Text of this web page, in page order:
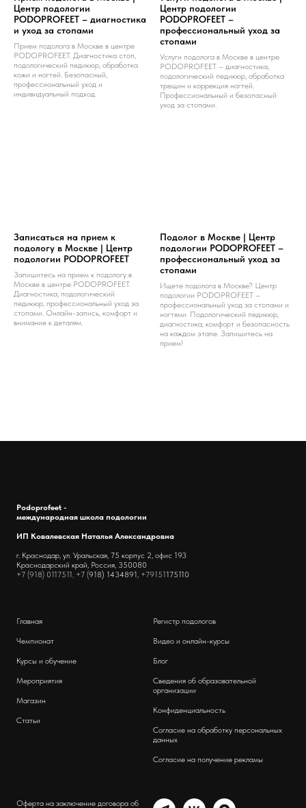
Центр подологии
PODOPROFEET – диагностика
и уход за стопами
Прием подолога в Москве в центре
PODOPROFEET. Диагностика стоп,
подологический педикюр, обработка
кожи и ногтей. Безопасный,
профессиональный уход и
индивидуальный подход.
Центр подологии
PODOPROFEET –
профессиональный уход за
стопами
Услуги подолога в Москве в центре
PODOPROFEET – диагностика,
подологический педикюр, обработка
трещин и коррекция ногтей.
Профессиональный и безопасный
уход за стопами.
Записаться на прием к
подологу в Москве | Центр
подологии PODOPROFEET
Запишитесь на прием к подологу в
Москве в центре PODOPROFEET.
Диагностика, подологический
педикюр, профессиональный уход за
стопами. Онлайн-запись, комфорт и
внимание к деталям.
Подолог в Москве | Центр
подологии PODOPROFEET –
профессиональный уход за
стопами
Ищете подолога в Москве? Центр
подологии PODOPROFEET –
профессиональный уход за стопами и
ногтями. Подологический педикюр,
диагностика, комфорт и безопасность
на каждом этапе. Запишитесь на
прием!
Podoprofeet -
международная школа подологии
ИП Ковалевская Наталья Александровна
г. Краснодар, ул. Уральская, 75 корпус 2, офис 193
Краснодарский край, Россия, 350080
+7 (918) 0117511, +7 (918) 1434891, +79151175110
Главная
Чемпионат
Курсы и обучение
Мероприятия
Магазин
Статьи
Регистр подологов
Видео и онлайн-курсы
Блог
Сведения об образовательной
организации
Конфиденциальность
Согласие на обработку персональных
данных
Согласие на получение рекламы
Оферта на заключение договора об